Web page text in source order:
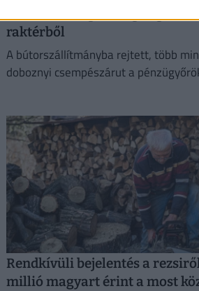
raktérből
A bútorszállítmányba rejtett, több
doboznyi csempészárut a
Rendkívüli bejelentés a
millió magyart érint a most